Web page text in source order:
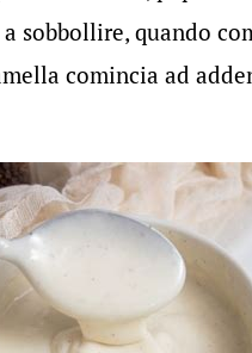
sobbollire, quando
comincia ad